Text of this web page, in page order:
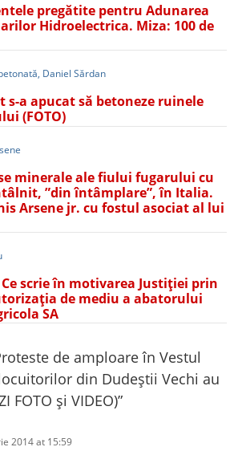
pregătite pentru Adunarea
Hidroelectrica. Miza: 100 de
s-a apucat să betoneze ruinele
(FOTO)
minerale ale fiului fugarului cu
”din întâmplare”, în Italia.
Arsene jr. cu fostul asociat al lui
scrie în motivarea Justiției prin
de mediu a abatorului
SA
de amploare în Vestul
din Dudeștii Vechi au
FOTO și VIDEO)”
2014 at 15:59